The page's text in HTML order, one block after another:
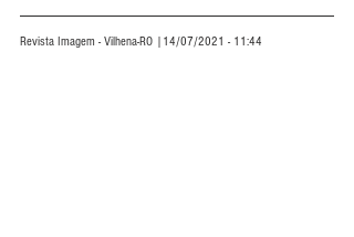
Revista Imagem - Vilhena-RO |14/07/2021 - 11:44